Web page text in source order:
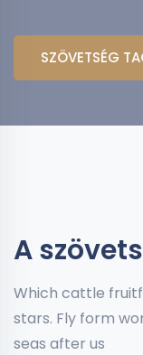
SZÖVETSÉG
A
Which cattle
stars. Fly form
seas after us